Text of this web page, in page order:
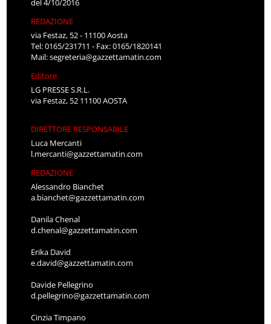
del 4/10/2016
REDAZIONE
via Festaz, 52 - 11100 Aosta
Tel: 0165/231711 - Fax: 0165/1820141
Mail:segreteria@gazzettamatin.com
Editore
LG PRESSE S.R.L.
via Festaz, 52 11100 AOSTA
DIRETTORE RESPONSABILE
Luca Mercanti
l.mercanti@gazzettamatin.com
REDAZIONE
Alessandro Bianchet
a.bianchet@gazzettamatin.com
Danila Chenal
d.chenal@gazzettamatin.com
Erika David
e.david@gazzettamatin.com
Davide Pellegrino
d.pellegrino@gazzettamatin.com
Cinzia Timpano